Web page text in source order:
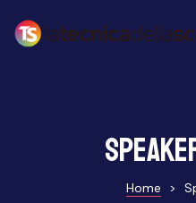
Home >